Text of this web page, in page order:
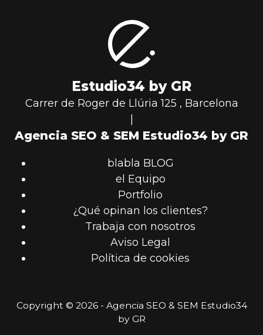
Estudio34 by GR
Carrer de Roger de Llúria 125 , Barcelona
Agencia SEO & SEM Estudio34 by GR
blabla BLOG
el Equipo
Portfolio
¿Qué opinan los clientes?
Trabaja con nosotros
Aviso Legal
Política de cookies
Copyright © 2026 - Agencia SEO & SEM Estudio34
by GR